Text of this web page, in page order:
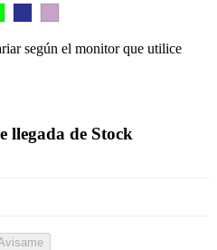
según el monitor que utilice
llegada de Stock